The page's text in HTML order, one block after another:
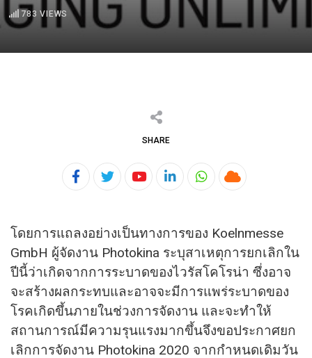
783 VIEWS
SHARE
YoutubeLinkedInWhatsapp
Cloud
โดยการแถลงอย่างเป็นทางการของ Koelnmesse
GmbH ผู้จัดงาน Photokina ระบุสาเหตุการยกเลิกใน
ปีนี้ว่าเกิดจากการระบาดของไวรัสโคโรน่า ซึ่งอาจ
จะสร้างผลกระทบและอาจจะมีการแพร่ระบาดของ
โรคเกิดขึ้นภายในช่วงการจัดงาน และจะทำให้
สถานการณ์มีความรุนแรงมากขึ้นจึงขอประกาศยก
เลิกการจัดงาน Photokina 2020 จากกำหนดเดิมวัน